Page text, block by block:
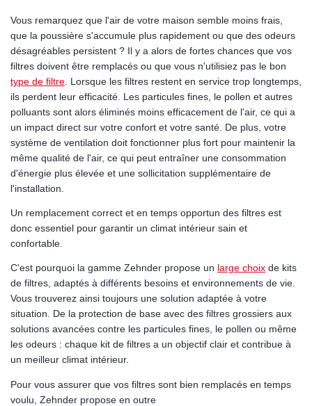
Vous remarquez que l'air de votre maison semble moins frais,
que la poussière s'accumule plus rapidement ou que des odeurs
désagréables persistent ? Il y a alors de fortes chances que vos
filtres doivent être remplacés ou que vous n'utilisiez pas le bon
type de filtre . Lorsque les filtres restent en service trop longtemps,
ils perdent leur efficacité. Les particules fines, le pollen et autres
polluants sont alors éliminés moins efficacement de l'air, ce qui a
un impact direct sur votre confort et votre santé. De plus, votre
système de ventilation doit fonctionner plus fort pour maintenir la
même qualité de l'air, ce qui peut entraîner une consommation
d'énergie plus élevée et une sollicitation supplémentaire de
l'installation.
Un remplacement correct et en temps opportun des filtres est
donc essentiel pour garantir un climat intérieur sain et
confortable.
C'est pourquoi la gamme Zehnder propose un large choix de kits
de filtres, adaptés à différents besoins et environnements de vie.
Vous trouverez ainsi toujours une solution adaptée à votre
situation. De la protection de base avec des filtres grossiers aux
solutions avancées contre les particules fines, le pollen ou même
les odeurs : chaque kit de filtres a un objectif clair et contribue à
un meilleur climat intérieur.
Pour vous assurer que vos filtres sont bien remplacés en temps
voulu, Zehnder propose en outre